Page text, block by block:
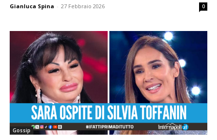
Gianluca Spina - 27 Febbraio 2026 0
Gossip